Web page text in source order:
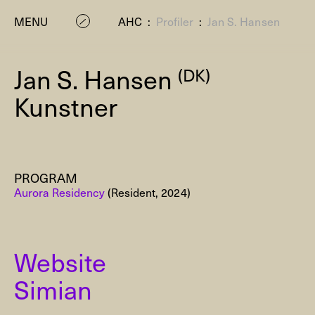
MENU AHC : Profiler : Jan S. Hansen
Jan S. Hansen (DK)
Kunstner
PROGRAM
Aurora Residency(Resident, 2024)
Website
Simian